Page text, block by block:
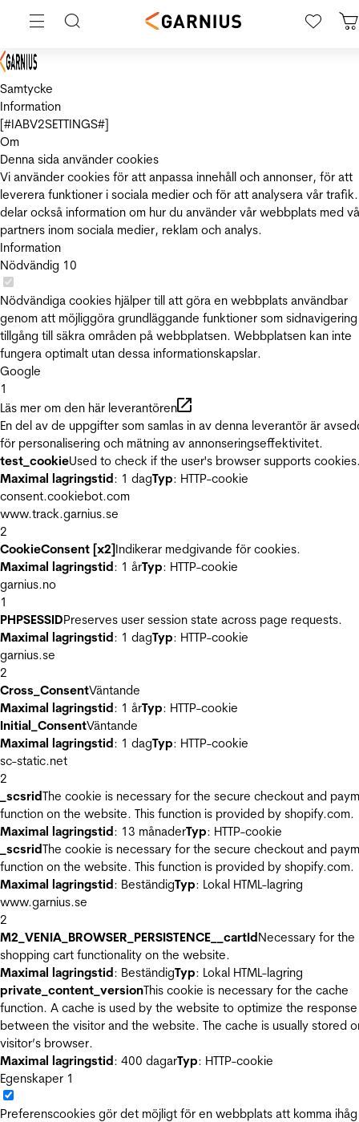
Samtycke
Information
[#IABV2SETTINGS#]
Om
Denna sida använder cookies
Vi använder cookies för att anpassa innehåll och annonser, för att
leverera funktioner i sociala medier och för att analysera vår
delar också information om hur du använder vår webbplats med
partners inom sociala medier, reklam och analys.
Information
Nödvändig 10
Nödvändiga cookies hjälper till att göra en webbplats användbar
genom att möjliggöra grundläggande funktioner som
tillgång till säkra områden på webbplatsen. Webbplatsen kan inte
fungera optimalt utan dessa informationskapslar.
Google
1
Läs mer om den här leverantören
En del av de uppgifter som samlas in av denna leverantör är
för personalisering och mätning av annonseringseffektivitet.
test_cookieUsed to check if the user's browser supports
Maximal lagringstid: 1 dagTyp: HTTP-cookie
consent.cookiebot.com
www.track.garnius.se
2
CookieConsent [x2]Indikerar medgivande för cookies.
Maximal lagringstid: 1 årTyp: HTTP-cookie
garnius.no
1
PHPSESSIDPreserves user session state across page requests.
Maximal lagringstid: 1 dagTyp: HTTP-cookie
garnius.se
2
Cross_ConsentVäntande
Maximal lagringstid: 1 årTyp: HTTP-cookie
Initial_ConsentVäntande
Maximal lagringstid: 1 dagTyp: HTTP-cookie
sc-static.net
2
_scsridThe cookie is necessary for the secure checkout and
function on the website. This function is provided by shopify.com.
Maximal lagringstid: 13 månaderTyp: HTTP-cookie
_scsridThe cookie is necessary for the secure checkout and
function on the website. This function is provided by shopify.com.
Maximal lagringstid: BeständigTyp: Lokal HTML-lagring
www.garnius.se
2
M2_VENIA_BROWSER_PERSISTENCE__cartIdNecessary for the
shopping cart functionality on the website.
Maximal lagringstid: BeständigTyp: Lokal HTML-lagring
private_content_versionThis cookie is necessary for the cache
function. A cache is used by the website to optimize the
between the visitor and the website. The cache is usually stored
visitor’s browser.
Maximal lagringstid: 400 dagarTyp: HTTP-cookie
Egenskaper 1
Preferenscookies gör det möjligt för en webbplats att komma ihåg